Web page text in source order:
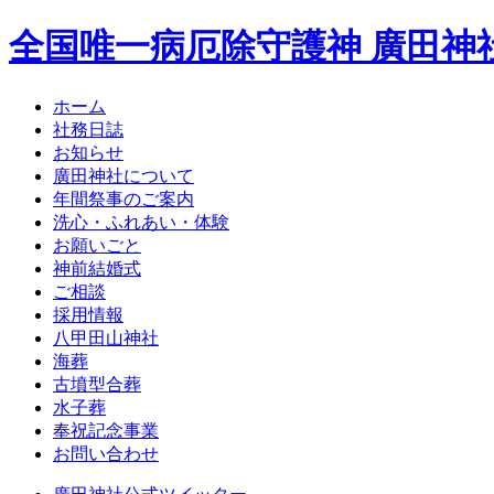
全国唯一病厄除守護神 廣田神
ホーム
社務日誌
お知らせ
廣田神社について
年間祭事のご案内
洗心・ふれあい・体験
お願いごと
神前結婚式
ご相談
採用情報
八甲田山神社
海葬
古墳型合葬
水子葬
奉祝記念事業
お問い合わせ